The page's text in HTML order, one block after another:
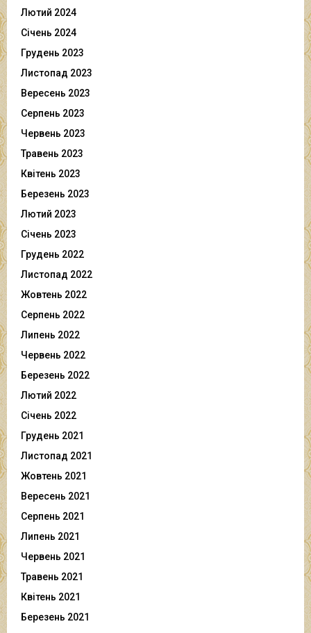
Лютий 2024
Січень 2024
Грудень 2023
Листопад 2023
Вересень 2023
Серпень 2023
Червень 2023
Травень 2023
Квітень 2023
Березень 2023
Лютий 2023
Січень 2023
Грудень 2022
Листопад 2022
Жовтень 2022
Серпень 2022
Липень 2022
Червень 2022
Березень 2022
Лютий 2022
Січень 2022
Грудень 2021
Листопад 2021
Жовтень 2021
Вересень 2021
Серпень 2021
Липень 2021
Червень 2021
Травень 2021
Квітень 2021
Березень 2021